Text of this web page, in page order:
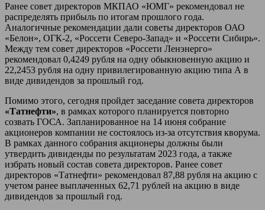
Ранее совет директоров МКПАО «ЮМГ» рекомендовал не
распределять прибыль по итогам прошлого года.
Аналогичные рекомендации дали советы директоров ОАО
«Белон», ОГК-2, «Россети Северо-Запад» и «Россети Сибирь».
Между тем совет директоров «Россети Ленэнерго»
рекомендовал 0,4249 рубля на одну обыкновенную акцию и
22,2453 рубля на одну привилегированную акцию типа А в
виде дивидендов за прошлый год.
Помимо этого, сегодня пройдет заседание совета директоров
«Татнефти», в рамках которого планируется повторно
созвать ГОСА. Запланированное на 14 июня собрание
акционеров компании не состоялось из-за отсутствия кворума.
В рамках данного собрания акционеры должны были
утвердить дивиденды по результатам 2023 года, а также
избрать новый состав совета директоров. Ранее совет
директоров «Татнефти» рекомендовал 87,88 рубля на акцию с
учетом ранее выплаченных 62,71 рублей на акцию в виде
дивидендов за прошлый год.